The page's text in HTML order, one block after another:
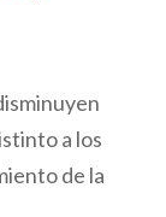
a los
de la